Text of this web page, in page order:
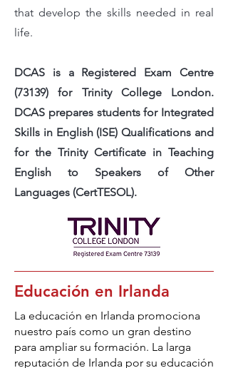
that develop the skills needed in real
life.
DCAS is a Registered Exam Centre
(73139) for Trinity College London.
DCAS prepares students for Integrated
Skills in English (ISE) Qualifications and
for the Trinity Certificate in Teaching
English to Speakers of Other
Languages (CertTESOL).
Educación en Irlanda
La educación en Irlanda promociona
nuestro país como un gran destino
para ampliar su formación. La larga
reputación de Irlanda por su educación